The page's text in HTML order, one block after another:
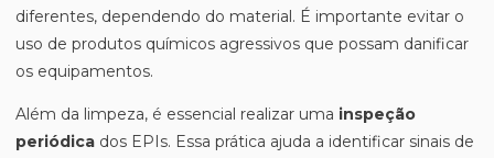
diferentes, dependendo do material. É importante evitar o
uso de produtos químicos agressivos que possam danificar
os equipamentos.
Além da limpeza, é essencial realizar uma inspeção
periódica dos EPIs. Essa prática ajuda a identificar sinais de